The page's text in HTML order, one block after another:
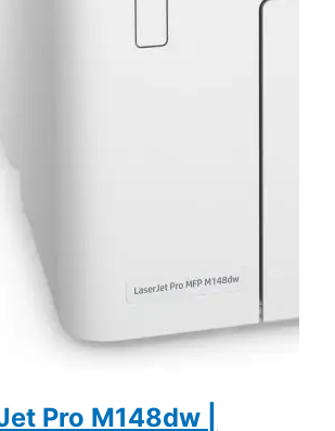
Pro M148dw |